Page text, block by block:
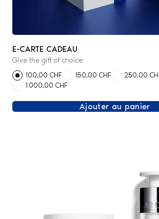
E-CARTE CADEAU
Give the gift of choice
100,00 CHF 150,00 CHF 250,00
1 000,00 CHF
Ajouter au panier